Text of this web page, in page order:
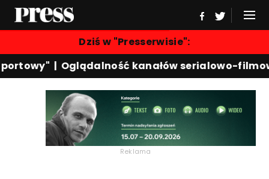
Dziś w "Presserwisie":
|Oglądalność kanałów serialowo-
Reklama